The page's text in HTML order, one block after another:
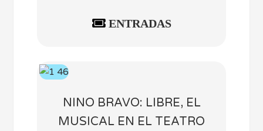
ENTRADAS
NINO BRAVO: LIBRE, EL
MUSICAL EN EL TEATRO